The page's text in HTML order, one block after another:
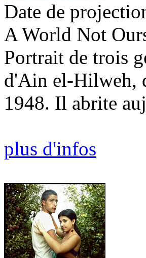
Date de
A World Not
Portrait de trois
d'Ain el-Hilweh,
1948. Il abrite
plus d'infos